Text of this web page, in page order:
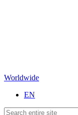
Worldwide
EN